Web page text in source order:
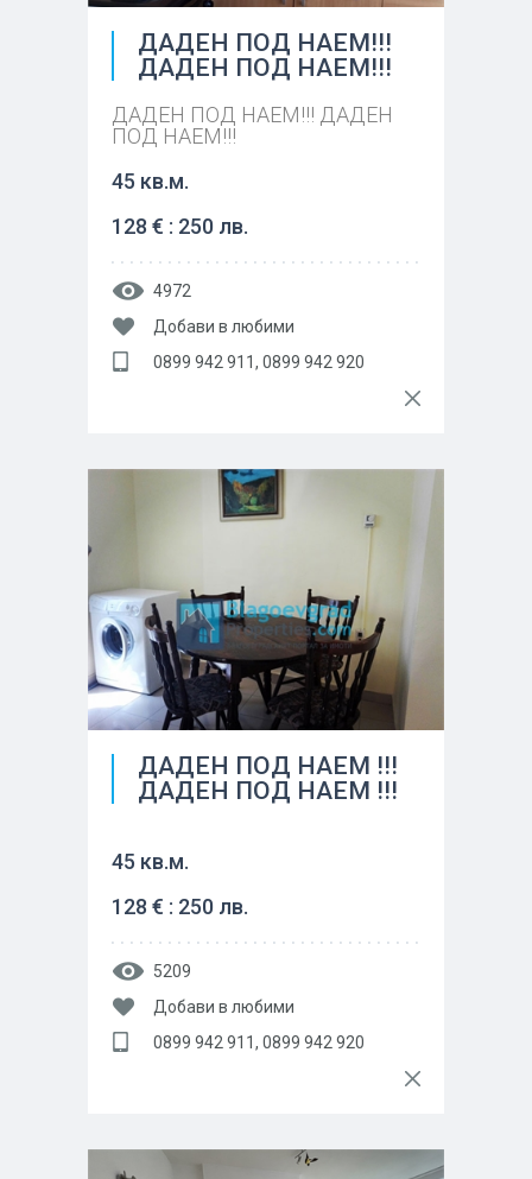
ДАДЕН ПОД НАЕМ!!!
ДАДЕН ПОД НАЕМ!!!
ДАДЕН ПОД НАЕМ!!! ДАДЕН
ПОД НАЕМ!!!
45 кв.м.
128 € : 250 лв.
4972
Добави в любими
0899 942 911, 0899 942 920
ДАДЕН ПОД НАЕМ !!!
ДАДЕН ПОД НАЕМ !!!
45 кв.м.
128 € : 250 лв.
5209
Добави в любими
0899 942 911, 0899 942 920